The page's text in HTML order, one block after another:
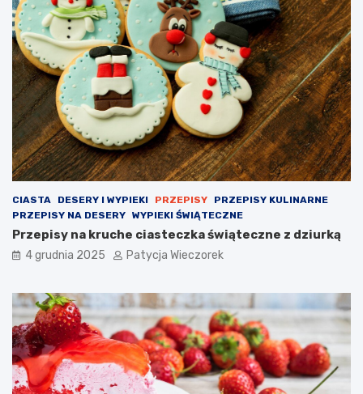
CIASTA DESERY I WYPIEKI PRZEPISY
PRZEPISY KULINARNE
PRZEPISY NA DESERY WYPIEKI ŚWIĄTECZNE
Przepisy na kruche ciasteczka świąteczne z dziurką
4 grudnia 2025 Patycja Wieczorek